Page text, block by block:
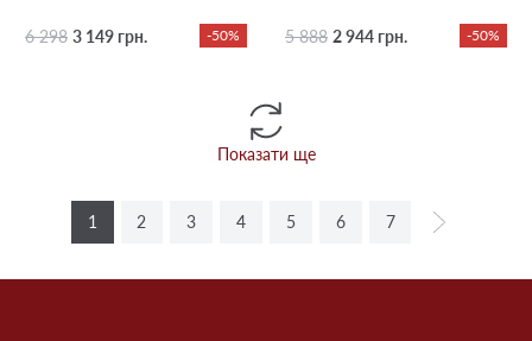
6 298 3 149 грн. -50% 5 888 2 944 грн. -50%
Показати ще
1 2 3 4 5 6 7